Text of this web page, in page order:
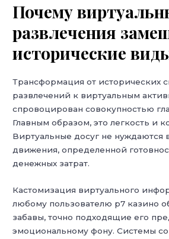
Почему
развлечения
исторические
Трансформация от исторических
развлечений к виртуальным
спровоцирован совокупностью
Главным образом, это легкость и
Виртуальные досуг не нуждаются
движения, определенной
денежных затрат.
Кастомизация виртуального
любому пользователю р7 казино
забавы, точно подходящие его
эмоциональному фону. Системы